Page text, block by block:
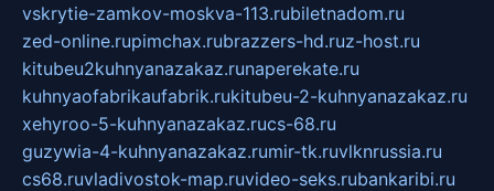
vskrytie-zamkov-moskva-113.rubiletnadom.ru
zed-online.rupimchax.rubrazzers-hd.ruz-host.ru
kitubeu2kuhnyanazakaz.runaperekate.ru
kuhnyaofabrikaufabrik.rukitubeu-2-kuhnyanazakaz.ru
xehyroo-5-kuhnyanazakaz.rucs-68.ru
guzywia-4-kuhnyanazakaz.rumir-tk.ruvlknrussia.ru
cs68.ruvladivostok-map.ruvideo-seks.rubankaribi.ru